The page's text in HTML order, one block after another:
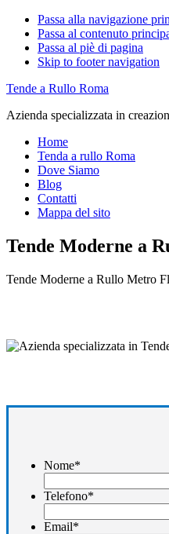
Passa alla navigazione
Passa al contenuto
Passa al piè di pagina
Skip to footer navigation
Tende a Rullo Roma
Azienda specializzata in
Home
Tenda a rullo Roma
Dove Siamo
Blog
Contatti
Mappa del sito
Tende Moderne a
Tende Moderne a Rullo Metro
Nome*
Telefono*
Email*